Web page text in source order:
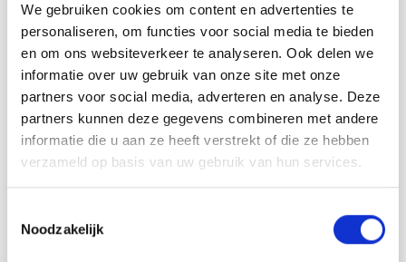
We gebruiken cookies om content en advertenties te
personaliseren, om functies voor social media te bieden
en om ons websiteverkeer te analyseren. Ook delen we
informatie over uw gebruik van onze site met onze
partners voor social media, adverteren en analyse. Deze
partners kunnen deze gegevens combineren met andere
informatie die u aan ze heeft verstrekt of die ze hebben
verzameld op basis van uw gebruik van hun services.
Noodzakelijk
-------------------------------------------------- -----
TAILLE : 2 - 3/4 - 5/6 - 7/8 - 9/10 - 11/12 ans
La taille correspond à environ la taille de l'enfant en cm :
92 - 98/104 - 110/116 - 122/128 - 134/140 - 146/152
MATÉRIAUX:
DROPS SKY de Garnstudio (appartient au groupe de fils
B)
ÉTANCHÉITÉ AU TRICOT :
21 mailles en largeur et 28 aiguilles en hauteur en jersey =